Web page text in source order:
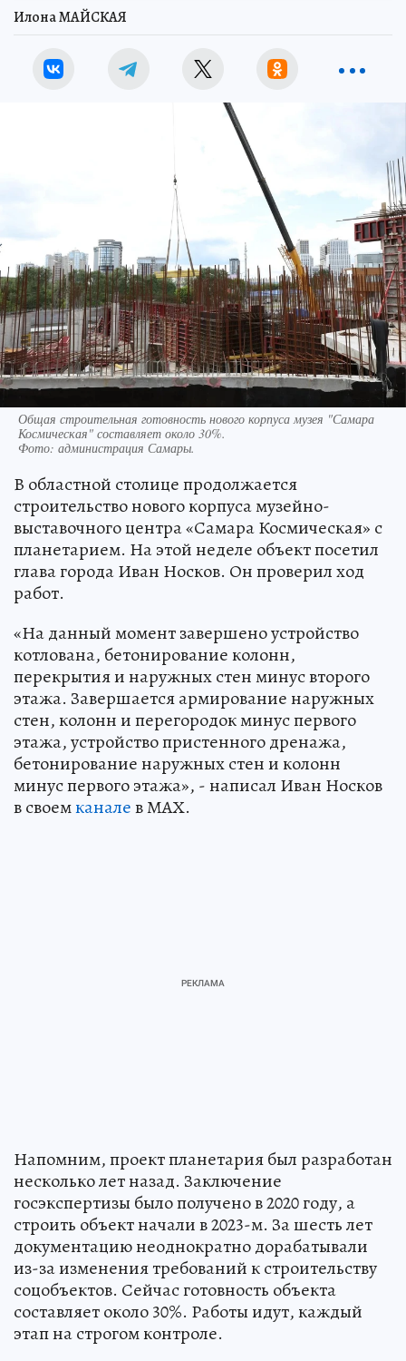
Илона МАЙСКАЯ
Общая строительная готовность нового корпуса музея "Самара
Космическая" составляет около 30%.
Фото: администрация Самары.
В областной столице продолжается
строительство нового корпуса музейно-
выставочного центра «Самара Космическая» с
планетарием. На этой неделе объект посетил
глава города Иван Носков. Он проверил ход
работ.
«На данный момент завершено устройство
котлована, бетонирование колонн,
перекрытия и наружных стен минус второго
этажа. Завершается армирование наружных
стен, колонн и перегородок минус первого
этажа, устройство пристенного дренажа,
бетонирование наружных стен и колонн
минус первого этажа», - написал Иван Носков
в своемканалев МАХ.
Напомним, проект планетария был разработан
несколько лет назад. Заключение
госэкспертизы было получено в 2020 году, а
строить объект начали в 2023-м. За шесть лет
документацию неоднократно дорабатывали
из-за изменения требований к строительству
соцобъектов. Сейчас готовность объекта
составляет около 30%. Работы идут, каждый
этап на строгом контроле.